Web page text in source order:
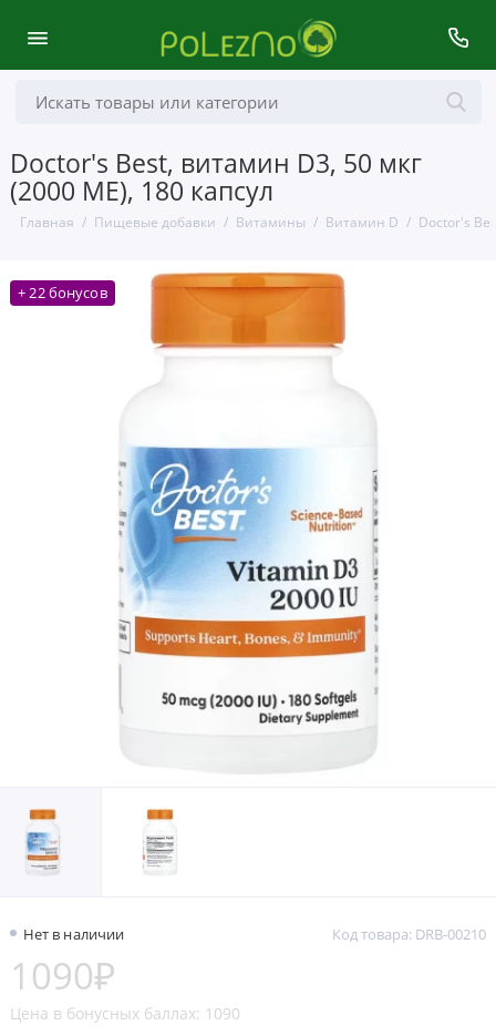
Doctor's Best, витамин D3, 50 мкг
(2000 МЕ), 180 капсул
Главная Пищевые добавки Витамины Витамин D Doctor's
+ 22 бонусов
Нет в наличии Код товара: DRB-00210
1090₽
Цена в бонусных баллах: 1090